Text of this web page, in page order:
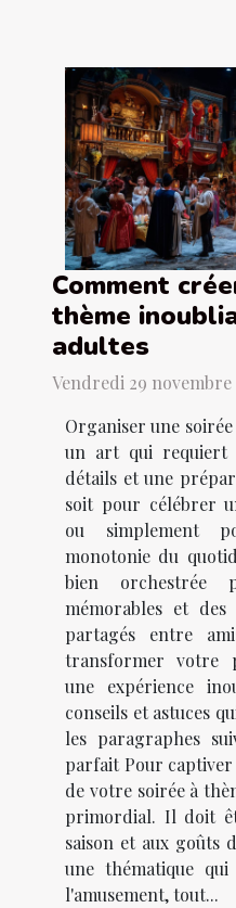
Comment
thème
adultes
Vendredi 29 novembre
Organiser une
un art qui requiert
détails et une
soit pour célébrer
ou simplement
monotonie du
bien orchestrée
mémorables et
partagés entre
transformer votre
une expérience
conseils et astuces
les paragraphes
parfait Pour captiver
de votre soirée à
primordial. Il doit
saison et aux goûts
une thématique
l'amusement, tout...